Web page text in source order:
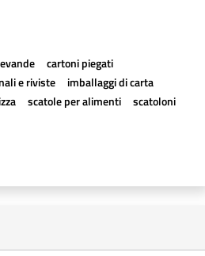
cartoni piegati
e riviste
imballaggi di carta
scatole per alimenti
scatoloni